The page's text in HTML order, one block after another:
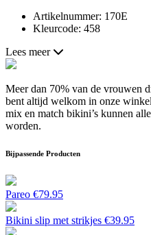
Artikelnummer: 170E
Kleurcode: 458
Lees meer
Meer dan 70% van de vrouwen
bent altijd welkom in onze
mix en match bikini’s kunnen
worden.
Bijpassende Producten
Pareo €79.95
Bikini slip met strikjes €39.95